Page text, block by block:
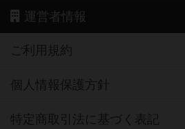
運営者情報
ご利用規約
個人情報保護方針
特定商取引法に基づく表記